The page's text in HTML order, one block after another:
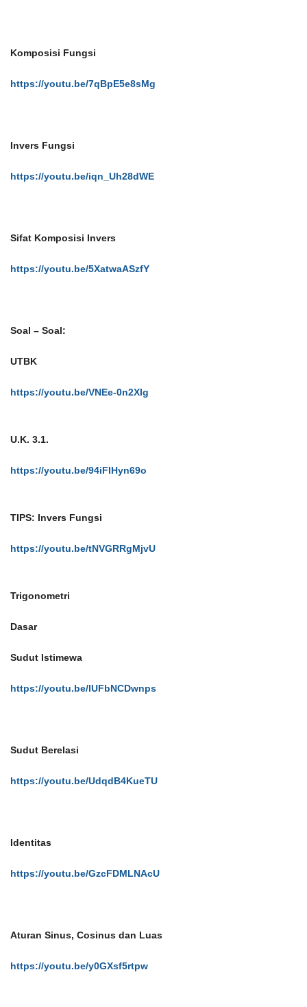
Komposisi Fungsi
https://youtu.be/7qBpE5e8sMg
Invers Fungsi
https://youtu.be/iqn_Uh28dWE
Sifat Komposisi Invers
https://youtu.be/5XatwaASzfY
Soal – Soal:
UTBK
https://youtu.be/VNEe-0n2XIg
U.K. 3.1.
https://youtu.be/94iFIHyn69o
TIPS: Invers Fungsi
https://youtu.be/tNVGRRgMjvU
Trigonometri
Dasar
Sudut Istimewa
https://youtu.be/lUFbNCDwnps
Sudut Berelasi
https://youtu.be/UdqdB4KueTU
Identitas
https://youtu.be/GzcFDMLNAcU
Aturan Sinus, Cosinus dan Luas
https://youtu.be/y0GXsf5rtpw